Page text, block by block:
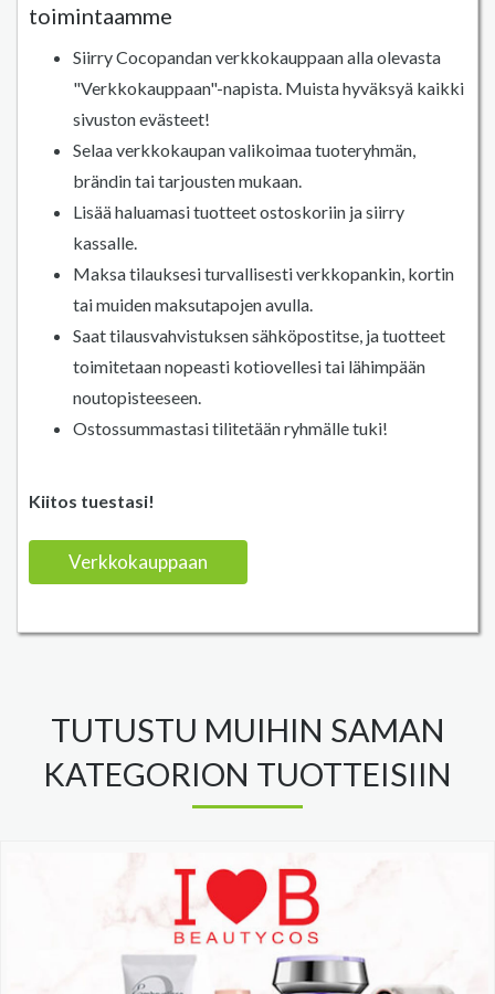
toimintaamme
Siirry Cocopandan verkkokauppaan alla olevasta
"Verkkokauppaan"-napista. Muista hyväksyä kaikki
sivuston evästeet!
Selaa verkkokaupan valikoimaa tuoteryhmän,
brändin tai tarjousten mukaan.
Lisää haluamasi tuotteet ostoskoriin ja siirry
kassalle.
Maksa tilauksesi turvallisesti verkkopankin, kortin
tai muiden maksutapojen avulla.
Saat tilausvahvistuksen sähköpostitse, ja tuotteet
toimitetaan nopeasti kotiovellesi tai lähimpään
noutopisteeseen.
Ostossummastasi tilitetään ryhmälle tuki!
Kiitos tuestasi!
Verkkokauppaan
TUTUSTU MUIHIN SAMAN
KATEGORION TUOTTEISIIN